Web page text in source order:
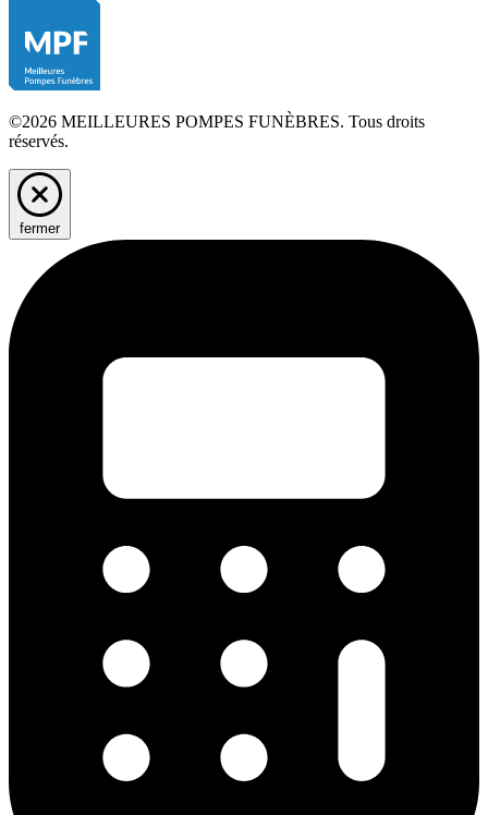
©2026 MEILLEURES POMPES FUNÈBRES. Tous droits
réservés.
fermer